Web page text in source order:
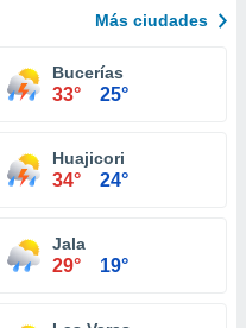
Más ciudades
Bucerías
33° 25°
Huajicori
34° 24°
Jala
29° 19°